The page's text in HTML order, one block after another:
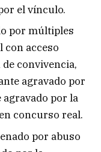
el vínculo.
por múltiples
con acceso
convivencia,
agravado por
por la
concurso real.
por abuso